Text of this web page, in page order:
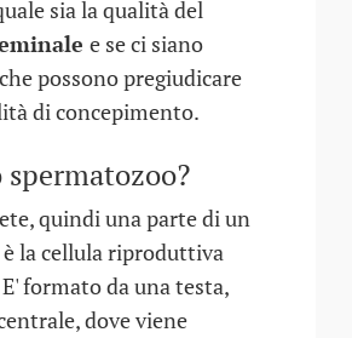
sia la qualità del
e se ci siano
possono pregiudicare
di concepimento.
spermatozoo?
quindi una parte di un
la cellula riproduttiva
formato da una testa,
dove viene